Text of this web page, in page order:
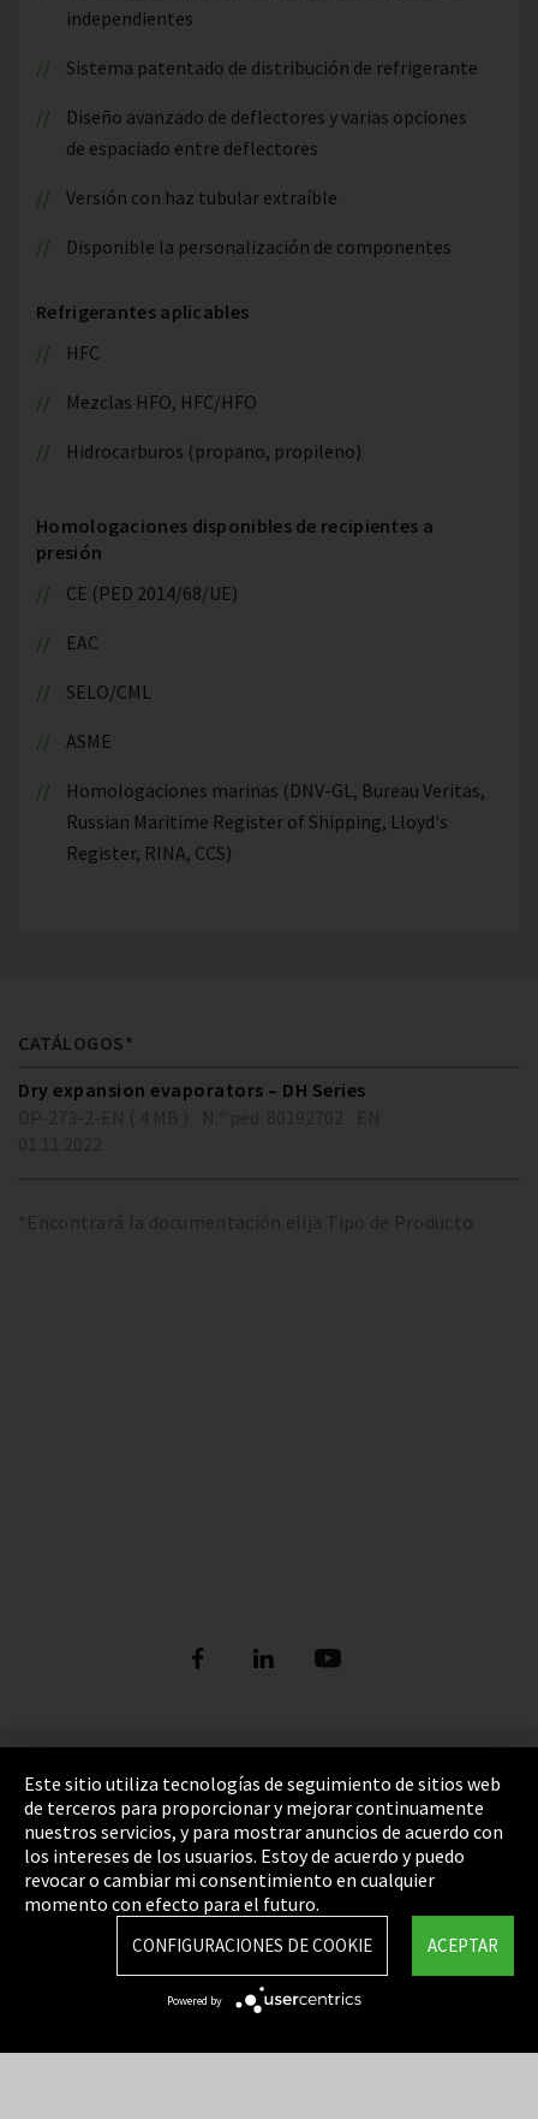
independientes
Sistema patentado de distribución de refrigerante
Diseño avanzado de deflectores y varias opciones
de espaciado entre deflectores
Versión con haz tubular extraíble
Disponible la personalización de componentes
Refrigerantes aplicables
HFC
Mezclas HFO, HFC/HFO
Hidrocarburos (propano, propileno)
Homologaciones disponibles de recipientes a
presión
CE (PED 2014/68/UE)
EAC
SELO/CML
ASME
Homologaciones marinas (DNV-GL, Bureau Veritas,
Russian Maritime Register of Shipping, Lloyd's
Register, RINA, CCS)
CATÁLOGOS*
Dry expansion evaporators – DH Series
*Encontrará la documentación elija Tipo de Producto
Pie de imprenta
Política de privacidad
Cookie Settings
Términos y Condiciones
Mapa del sitio
Integrity Line
Este sitio utiliza tecnologías de seguimiento de sitios web
de terceros para proporcionar y mejorar continuamente
nuestros servicios, y para mostrar anuncios de acuerdo con
los intereses de los usuarios. Estoy de acuerdo y puedo
revocar o cambiar mi consentimiento en cualquier
momento con efecto para el futuro.
ACEPTAR
CONFIGURACIONES DE COOKIE
Powered by